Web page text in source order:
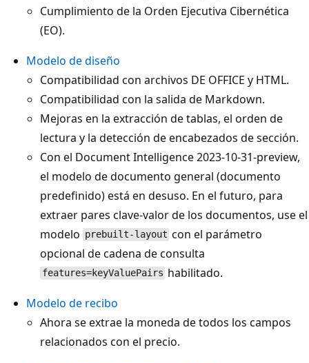
Cumplimiento de la Orden Ejecutiva Cibernética
(EO).
Modelo de diseño
Compatibilidad con archivos DE OFFICE y HTML.
Compatibilidad con la salida de Markdown.
Mejoras en la extracción de tablas, el orden de
lectura y la detección de encabezados de sección.
Con el Document Intelligence 2023-10-31-preview,
el modelo de documento general (documento
predefinido) está en desuso. En el futuro, para
extraer pares clave-valor de los documentos, use el
modelo prebuilt-layout con el parámetro
opcional de cadena de consulta
features=keyValuePairs habilitado.
Modelo de recibo
Ahora se extrae la moneda de todos los campos
relacionados con el precio.